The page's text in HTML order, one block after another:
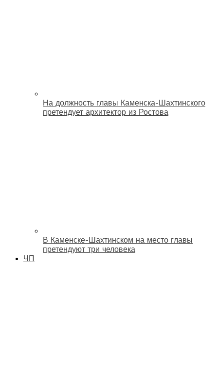
На должность главы Каменска-Шахтинского
претендует архитектор из Ростова
В Каменске-Шахтинском на место главы
претендуют три человека
ЧП